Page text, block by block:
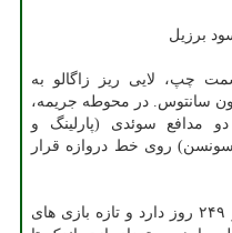
چپ، لایی ریز زاگالو به
سانتوس. در محوطه جریمه،
مدافع سوئدی (پارلینگ و
روی خط دروازه قرار
نابغه برزیلی در آن صحنه، ۱۷سال و ۲۴۹ روز دارد و تازه بازی های